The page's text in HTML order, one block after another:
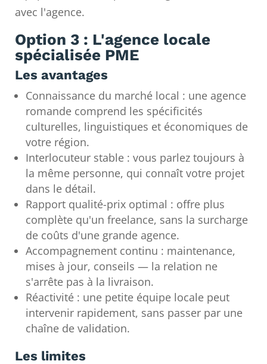
avec l'agence.
Option 3 : L'agence locale
spécialisée PME
Les avantages
Connaissance du marché local : une agence
romande comprend les spécificités
culturelles, linguistiques et économiques de
votre région.
Interlocuteur stable : vous parlez toujours à
la même personne, qui connaît votre projet
dans le détail.
Rapport qualité-prix optimal : offre plus
complète qu'un freelance, sans la surcharge
de coûts d'une grande agence.
Accompagnement continu : maintenance,
mises à jour, conseils — la relation ne
s'arrête pas à la livraison.
Réactivité : une petite équipe locale peut
intervenir rapidement, sans passer par une
chaîne de validation.
Les limites